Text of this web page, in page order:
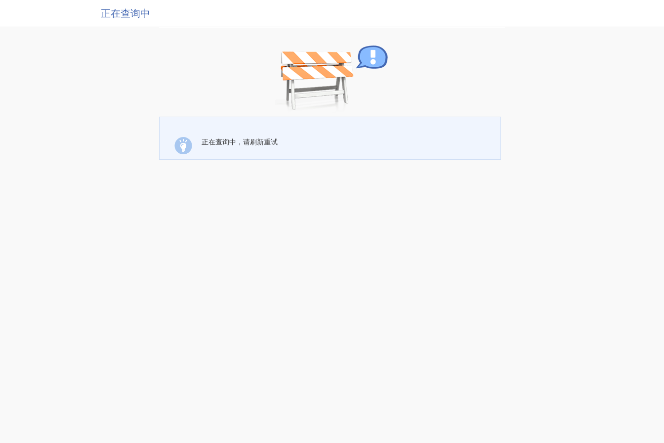
正在查询中
正在查询中，请刷新重试